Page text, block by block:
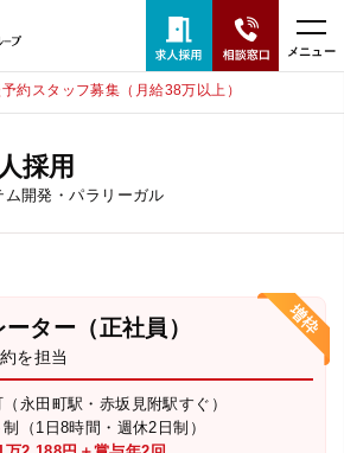
メニュー
約スタッフ募集（月給38万以上）
採用
開発・パラリーガル
ター（正社員）
を担当
永田町駅・赤坂見附駅すぐ）
（1日8時間・週休2日制）
時間365日全国対応
はこちら